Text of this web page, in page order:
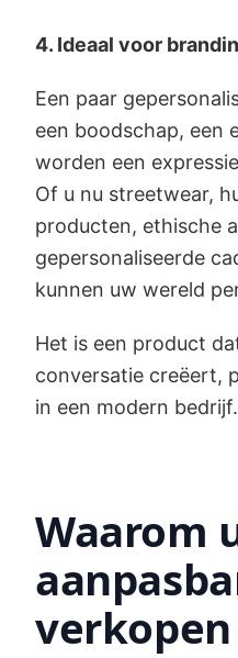
4. Ideaal voor
Een paar
een boodschap, een
worden een
Of u nu streetwear,
producten, ethische
gepersonaliseerde
kunnen uw wereld
Het is een product
conversatie creëert,
in een modern bedrijf.
Waarom
verkopen